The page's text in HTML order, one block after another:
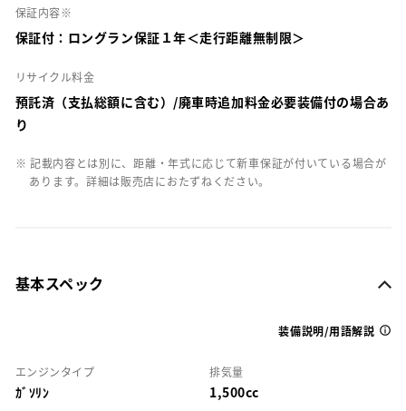
保証内容※
保証付：ロングラン保証１年＜走行距離無制限＞
リサイクル料金
預託済（支払総額に含む）/廃車時追加料金必要装備付の場合あ
り
※ 記載内容とは別に、距離・年式に応じて新車保証が付いている場合が
あります。詳細は販売店におたずねください。
基本スペック
装備説明/用語解説
エンジンタイプ
ｶﾞｿﾘﾝ
排気量
1,500cc